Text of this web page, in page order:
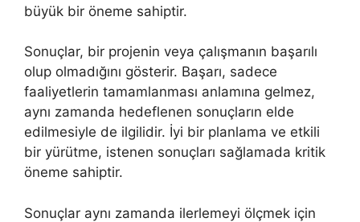
büyük bir öneme sahiptir.
Sonuçlar, bir projenin veya çalışmanın başarılı
olup olmadığını gösterir. Başarı, sadece
faaliyetlerin tamamlanması anlamına gelmez,
aynı zamanda hedeflenen sonuçların elde
edilmesiyle de ilgilidir. İyi bir planlama ve etkili
bir yürütme, istenen sonuçları sağlamada kritik
öneme sahiptir.
Sonuçlar aynı zamanda ilerlemeyi ölçmek için